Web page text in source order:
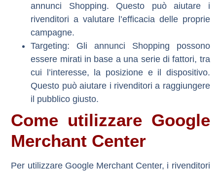
annunci Shopping. Questo può aiutare i
rivenditori a valutare l’efficacia delle proprie
campagne.
Targeting: Gli annunci Shopping possono
essere mirati in base a una serie di fattori, tra
cui l’interesse, la posizione e il dispositivo.
Questo può aiutare i rivenditori a raggiungere
il pubblico giusto.
Come utilizzare Google
Merchant Center
Per utilizzare Google Merchant Center, i rivenditori